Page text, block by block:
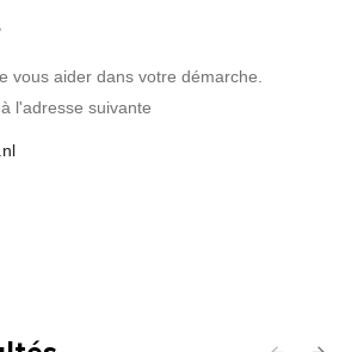
vous aider dans votre démarche.
l'adresse suivante